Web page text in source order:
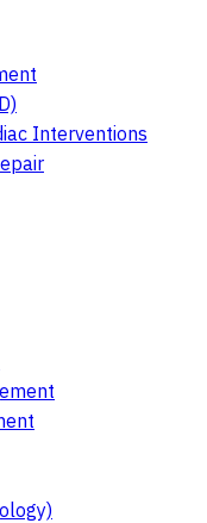
Interventions